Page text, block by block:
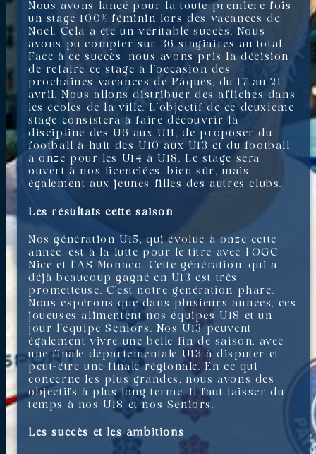
Nous avons lancé pour la toute première fois
un stage 100% féminin lors des vacances de
Noël. Cela a été un véritable succès. Nous
avons pu compter sur 36 stagiaires au total.
Face à ce succès, nous avons pris la décision
de refaire ce stage à l’occasion des
prochaines vacances de Pâques, du 17 au 21
avril. Nous allons distribuer des affiches dans
les écoles de la ville. L’objectif de ce deuxième
stage consistera à faire découvrir la
discipline des U6 aux U11, de proposer du
football à huit des U10 aux U13 et du football
à onze pour les U14 à U18. Le stage sera
ouvert à nos licenciées, bien sûr, mais
également aux jeunes filles des autres clubs.
Les résultats cette saison
Nos génération U15, qui évolue à onze cette
année, est à la lutte pour le titre avec l’OGC
Nice et l’AS Monaco. Cette génération, qui a
déjà beaucoup gagné en U13 est très
prometteuse. C’est notre génération phare.
Nous espérons que dans plusieurs années, ces
joueuses alimentent nos équipes U18 et un
jour l’équipe Seniors. Nos U13 peuvent
également vivre une belle fin de saison, avec
une finale départementale U13 à disputer et
peut-être une finale régionale. En ce qui
concerne les plus grandes, nous avons des
objectifs à plus long terme. Il faut laisser du
temps à nos U18 et nos Seniors.
Les succès et les ambitions